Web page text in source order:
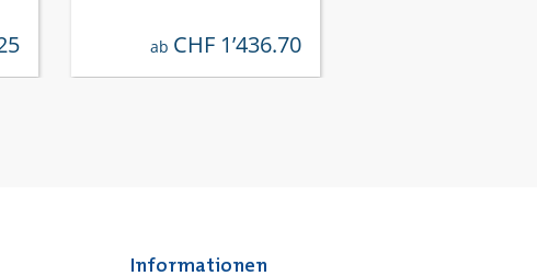
regulärer preis:
ab CHF 1’436.70
Informationen